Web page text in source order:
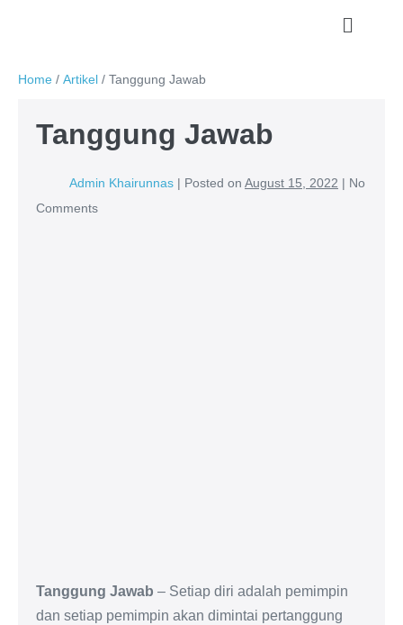
Home / Artikel / Tanggung Jawab
Tanggung Jawab
Admin Khairunnas | Posted on August 15, 2022 | No
Comments
Tanggung Jawab – Setiap diri adalah pemimpin
dan setiap pemimpin akan dimintai pertanggung